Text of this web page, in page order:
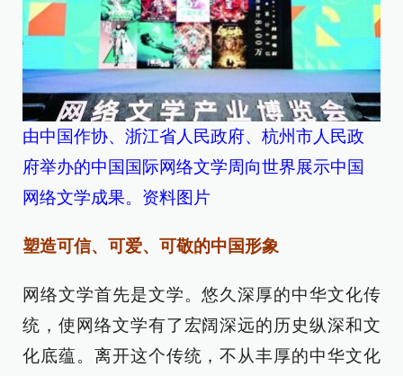
由中国作协、浙江省人民政府、杭州市人民政
府举办的中国国际网络文学周向世界展示中国
网络文学成果。资料图片
塑造可信、可爱、可敬的中国形象
网络文学首先是文学。悠久深厚的中华文化传
统，使网络文学有了宏阔深远的历史纵深和文
化底蕴。离开这个传统，不从丰厚的中华文化